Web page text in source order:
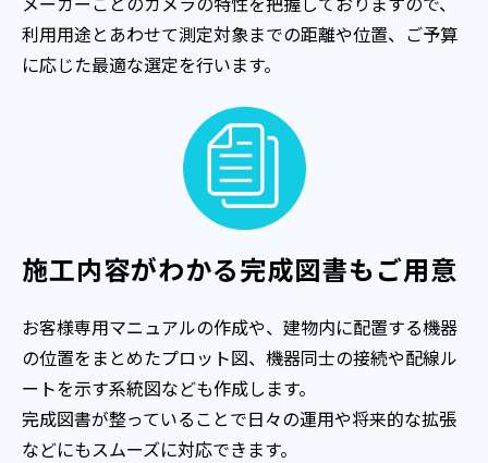
利用用途とあわせて測定対象までの距離や位置、ご予算
に応じた最適な選定を行います。
施工内容がわかる完成図書もご用意
お客様専用マニュアルの作成や、建物内に配置する機器
の位置をまとめたプロット図、機器同士の接続や配線ル
ートを示す系統図なども作成します。
完成図書が整っていることで日々の運用や将来的な拡張
などにもスムーズに対応できます。